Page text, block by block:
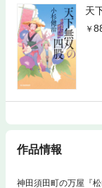
天
作品情報
神田須田町の万屋『